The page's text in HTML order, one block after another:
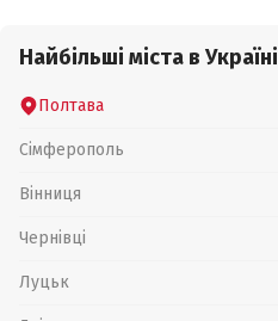
Найбільші міста в Україні
Полтава
Сімферополь
Вінниця
Чернівці
Луцьк